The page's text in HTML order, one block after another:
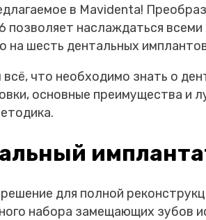
лучше: Все на 4 или Все на 6?
на 6:
Все на 6?
с другими зубными
устанавливать зубные
установка зубных
зубные имплантаты
процесс
6?
в Mavidenta!
позволяет наслаждаться
на шесть дентальных
что необходимо знать о
основные преимущества и
для полной
набора замещающих зубов